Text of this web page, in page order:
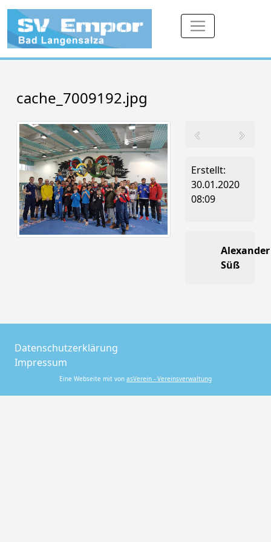
cache_7009192.jpg
Erstellt:
30.01.2020
08:09
Alexander
Süß
Datenschutzerklärung
Impressum
Eine Webseite mit von asVerein - Vereinsverwaltung